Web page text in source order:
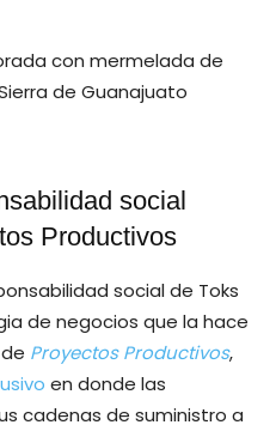
con mermelada de
de Guanajuato
social
Productivos
social de Toks
de negocios que la hace
Proyectos Productivos,
en donde las
cadenas de suministro a